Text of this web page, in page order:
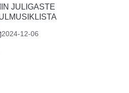
JULIGASTE
2024-12-06